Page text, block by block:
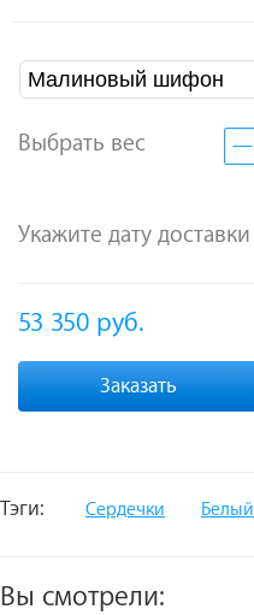
Малиновый шифон
Выбрать вес
Укажите дату доставки
53 350 руб.
Заказать
Тэги: Сердечки Белый
Вы смотрели: